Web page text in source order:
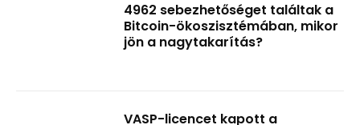
4962 sebezhetőséget találtak a
Bitcoin-ökoszisztémában, mikor
jön a nagytakarítás?
VASP-licencet kapott a